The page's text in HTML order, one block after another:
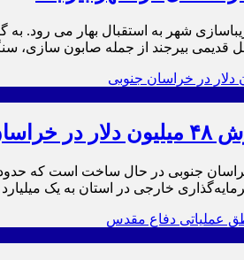
تدارک ۸۰ المان نوروزی و زیباسازی شهر به
بیرجند از جمله صابون سازی،
۴۸ میلیون دلار در خراسان جنوبی در
استان به یک میلیارد و ۷۸۲ میلیون دلار رسیده است و